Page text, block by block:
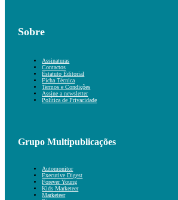
Sobre
Assinaturas
Contactos
Estatuto Editorial
Ficha Técnica
Termos e Condições
Assine a newsletter
Política de Privacidade
Grupo Multipublicações
Automonitor
Executive Digest
Forever Young
Kids Marketeer
Marketeer